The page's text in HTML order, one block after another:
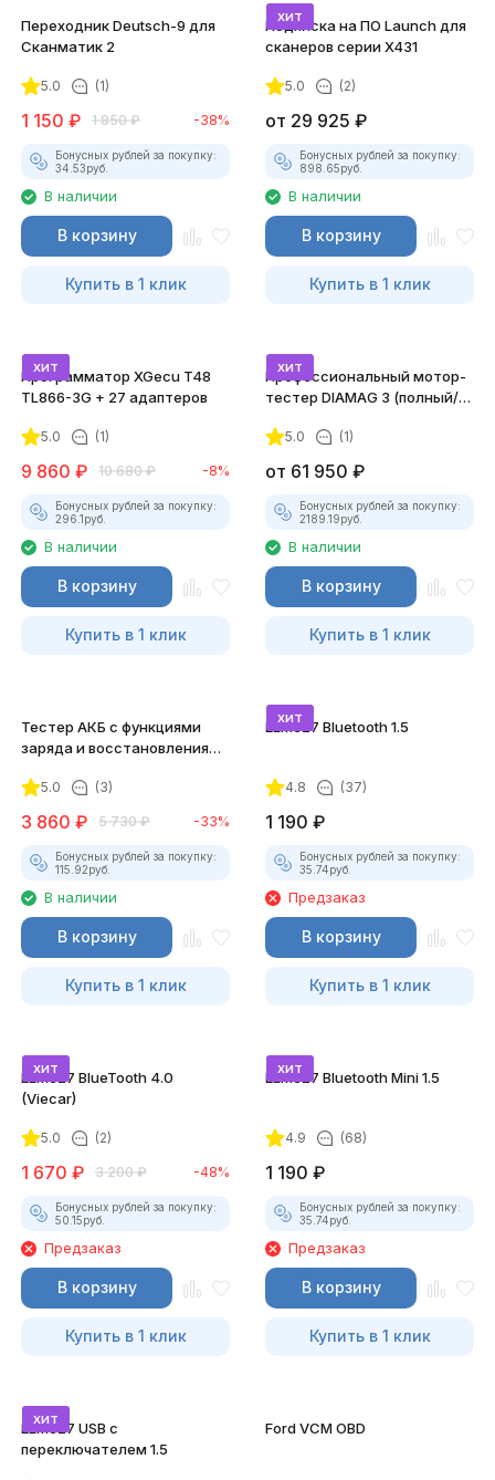
Переходник Deutsch-9 для
Сканматик 2
5.0 (1)
1 150 ₽ 1 850 ₽ -38%
Бонусных рублей за покупку:
34.53руб.
В наличии
В корзину
Купить в 1 клик
хит
Подписка на ПО Launch для
сканеров серии X431
5.0 (2)
от 29 925 ₽
Бонусных рублей за покупку:
898.65руб.
В наличии
В корзину
Купить в 1 клик
хит
Программатор XGecu T48
TL866-3G + 27 адаптеров
5.0 (1)
9 860 ₽ 10 680 ₽ -8%
Бонусных рублей за покупку:
296.1руб.
В наличии
В корзину
Купить в 1 клик
хит
Профессиональный мотор-
тестер DIAMAG 3 (полный/
5.0 (1)
от 61 950 ₽
Бонусных рублей за покупку:
2189.19руб.
В наличии
В корзину
Купить в 1 клик
Тестер АКБ с функциями
заряда и восстановления
5.0 (3)
3 860 ₽ 5 730 ₽ -33%
Бонусных рублей за покупку:
115.92руб.
В наличии
В корзину
Купить в 1 клик
хит
ELM327 Bluetooth 1.5
4.8 (37)
1 190 ₽
Бонусных рублей за покупку:
35.74руб.
Предзаказ
В корзину
Купить в 1 клик
хит
ELM327 BlueTooth 4.0
(Viecar)
5.0 (2)
1 670 ₽ 3 200 ₽ -48%
Бонусных рублей за покупку:
50.15руб.
Предзаказ
В корзину
Купить в 1 клик
хит
ELM327 Bluetooth Mini 1.5
4.9 (68)
1 190 ₽
Бонусных рублей за покупку:
35.74руб.
Предзаказ
В корзину
Купить в 1 клик
хит
ELM327 USB с
переключателем 1.5
Ford VCM OBD